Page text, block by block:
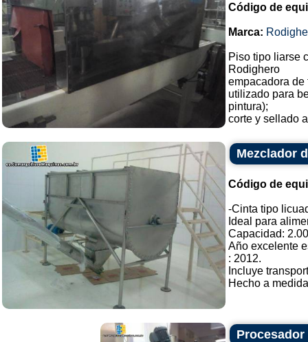
Código de
Marca:
Piso tipo liarse
Rodighero
empacadora
utilizado para
pintura);
corte y sellado
Mezclador
Código de
-Cinta tipo
Ideal para
Capacidad:
Año excelente
: 2012.
Incluye
Hecho a
Procesador